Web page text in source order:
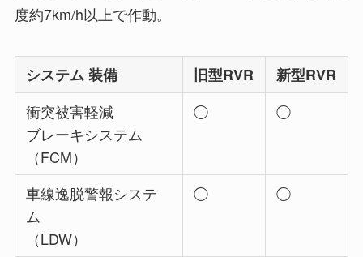
度約7km/h以上で作動。
システム 装備 旧型RVR
新型RVR
衝突被害軽減
ブレーキシステム
（FCM）
◯ ◯
車線逸脱警報システ
ム
（LDW）
◯ ◯